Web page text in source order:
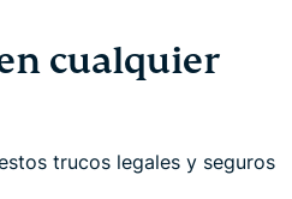
cualquier
trucos legales y seguros